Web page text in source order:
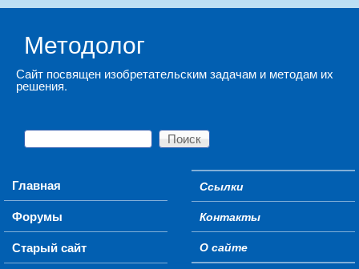
Методолог
Сайт посвящен изобретательским задачам и методам их
решения.
Форма поиска
Поиск
Main menu
Главная
Форумы
Старый сайт
Secondary menu
Ссылки
Контакты
О сайте